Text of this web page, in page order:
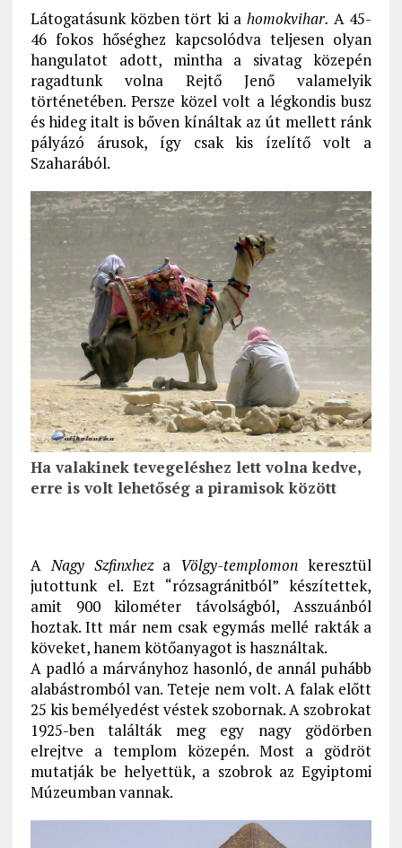
Látogatásunk közben tört ki a homokvihar. A 45-
46 fokos hőséghez kapcsolódva teljesen olyan
hangulatot adott, mintha a sivatag közepén
ragadtunk volna Rejtő Jenő valamelyik
történetében. Persze közel volt a légkondis busz
és hideg italt is bőven kínáltak az út mellett ránk
pályázó árusok, így csak kis ízelítő volt a
Szaharából.
Ha valakinek tevegeléshez lett volna kedve,
erre is volt lehetőség a piramisok között
ANagy Szfinxheza Völgy-templomon keresztül
jutottunk el. Ezt “rózsagránitból” készítettek,
amit 900 kilométer távolságból, Asszuánból
hoztak. Itt már nem csak egymás mellé rakták a
köveket, hanem kötőanyagot is használtak.
A padló a márványhoz hasonló, de annál puhább
alabástromból van. Teteje nem volt. A falak előtt
25 kis bemélyedést véstek szobornak. A szobrokat
1925-ben találták meg egy nagy gödörben
elrejtve a templom közepén. Most a gödröt
mutatják be helyettük, a szobrok az Egyiptomi
Múzeumban vannak.